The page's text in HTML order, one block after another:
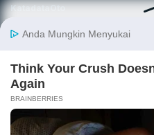
KatadataOto
Email